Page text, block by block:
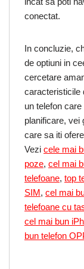
conectat.
In concluzie,
de optiuni in
cercetare
caracteristicile
un telefon
planificare, vei
care sa iti
Vezi cele mai
poze, cel mai
telefoane, top
SIM, cel mai
telefoane cu
cel mai bun
bun telefon